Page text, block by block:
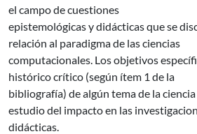
el campo de cuestiones
epistemológicas y didácticas que se
relación al paradigma de las ciencias
computacionales. Los objetivos
histórico crítico (según ítem 1 de la
bibliografía) de algún tema de la
estudio del impacto en las
didácticas.